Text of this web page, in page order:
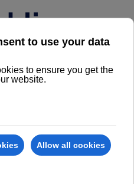
Mercato